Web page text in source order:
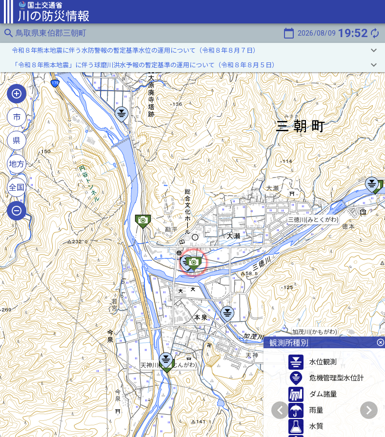
search 鳥取県東伯郡三朝町 calendar_today 2026/08/09 19:52 autorenew
天神川(てんじんがわ)
三徳川(みとくがわ)
加茂川(かもがわ)
令和８年熊本地震に伴う水防警報の暫定基準水位の運用について（令和８年８月７日） keyboard_arrow_down
「令和８年熊本地震」に伴う球磨川洪水予報の暫定基準の運用について（令和８年８月５日） keyboard_arrow_down
市
県
地方
全国
観測所種別 highlight_off
水位観測
危機管理型水位計
ダム諸量
雨量
水質
chevron_left chevron_right